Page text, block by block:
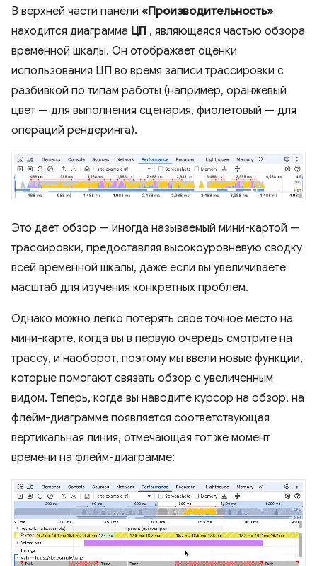
В верхней части панели «Производительность»
находится диаграмма ЦП , являющаяся частью обзора
временной шкалы. Он отображает оценки
использования ЦП во время записи трассировки с
разбивкой по типам работы (например, оранжевый
цвет — для выполнения сценария, фиолетовый — для
операций рендеринга).
Это дает обзор — иногда называемый мини-картой —
трассировки, предоставляя высокоуровневую сводку
всей временной шкалы, даже если вы увеличиваете
масштаб для изучения конкретных проблем.
Однако можно легко потерять свое точное место на
мини-карте, когда вы в первую очередь смотрите на
трассу, и наоборот, поэтому мы ввели новые функции,
которые помогают связать обзор с увеличенным
видом. Теперь, когда вы наводите курсор на обзор, на
флейм-диаграмме появляется соответствующая
вертикальная линия, отмечающая тот же момент
времени на флейм-диаграмме: